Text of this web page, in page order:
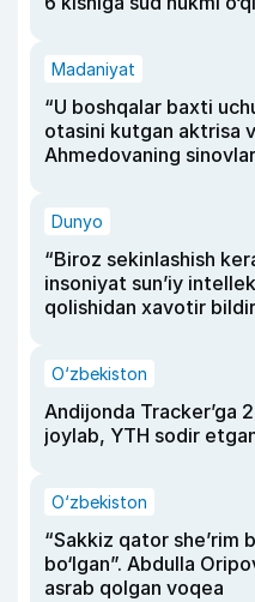
Madaniyat
“U boshqalar baxti
otasini kutgan aktrisa
Ahmedovaning
Dunyo
“Biroz sekinlashish
insoniyat sun’iy
qolishidan xavotir
O‘zbekiston
Andijonda Tracker’ga
joylab, YTH sodir
O‘zbekiston
“Sakkiz qator she’rim
bo‘lgan”. Abdulla
asrab qolgan voqea